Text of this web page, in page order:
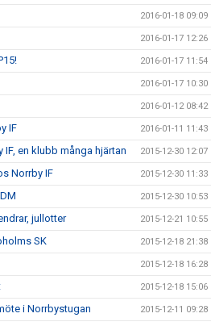
2016-01-18 09:09
2016-01-17 12:26
2016-01-17 11:54
2016-01-17 10:30
2016-01-12 08:42
IF 2016-01-11 11:43
en klubb många hjärtan 2015-12-30 12:07
Norrby IF 2015-12-30 11:33
2015-12-30 10:53
jullotter 2015-12-21 10:55
SK 2015-12-18 21:38
2015-12-18 16:28
2015-12-18 15:06
i Norrbystugan 2015-12-11 09:28